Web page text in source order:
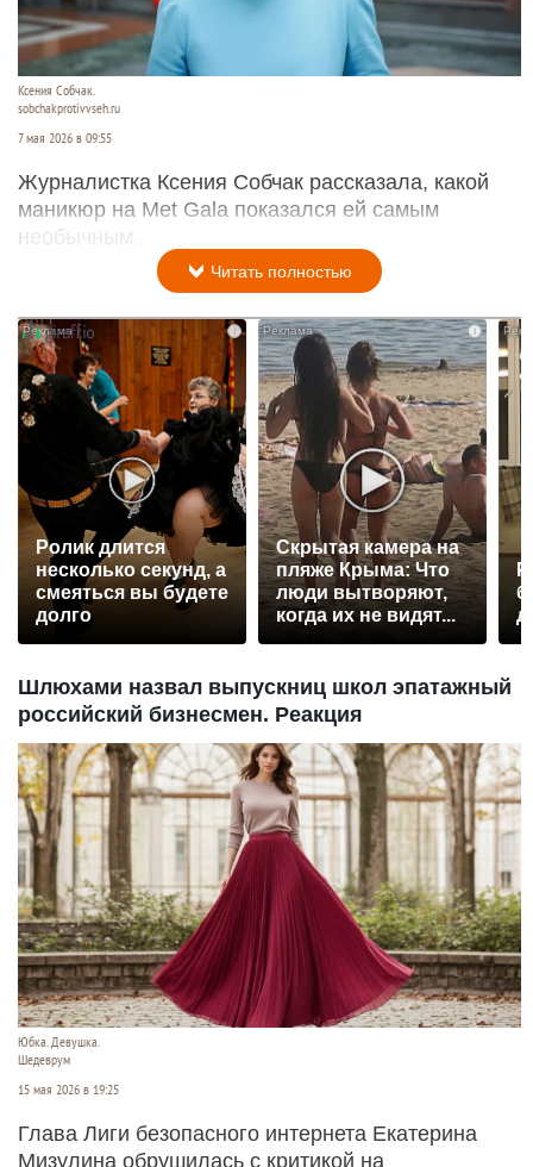
Ксения Собчак.
sobchakprotivvseh.ru
7 мая 2026 в 09:55
Журналистка Ксения Собчак рассказала, какой
маникюр на Met Gala показался ей самым
необычным.
Читать полностью
Ролик длится
несколько секунд, а
смеяться вы будете
долго
i
Скрытая камера на
пляже Крыма: Что
люди вытворяют,
когда их не видят...
Шлюхами назвал выпускниц школ эпатажный
российский бизнесмен. Реакция
Юбка. Девушка.
Шедеврум
15 мая 2026 в 19:25
Глава Лиги безопасного интернета Екатерина
Мизулина обрушилась с критикой на